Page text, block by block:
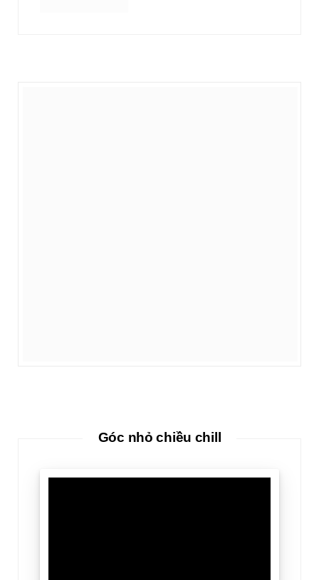
Góc nhỏ chiều chill